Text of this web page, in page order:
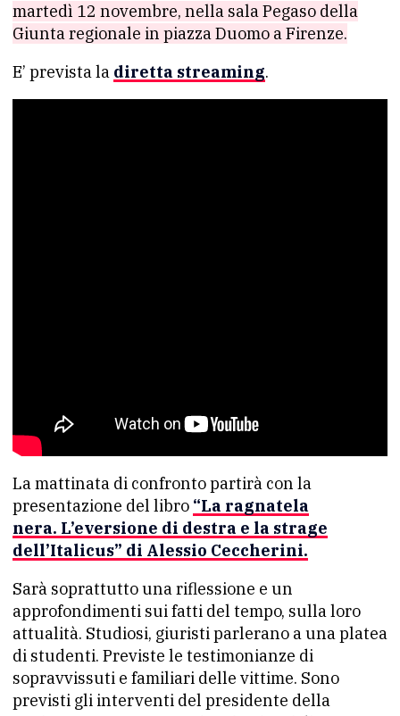
martedì 12 novembre, nella sala Pegaso della
Giunta regionale in piazza Duomo a Firenze.
E’ prevista la diretta streaming.
La mattinata di confronto partirà con la
presentazione del libro “La ragnatela
nera. L’eversione di destra e la strage
dell’Italicus” di Alessio Ceccherini.
Sarà soprattutto una riflessione e un
approfondimenti sui fatti del tempo, sulla loro
attualità. Studiosi, giuristi parlerano a una platea
di studenti. Previste le testimonianze di
sopravvissuti e familiari delle vittime. Sono
previsti gli interventi del presidente della